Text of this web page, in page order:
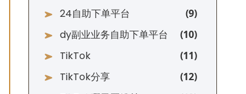
24自助下单平台
dy副业业务自助下单平台
TikTok
TikTok分享